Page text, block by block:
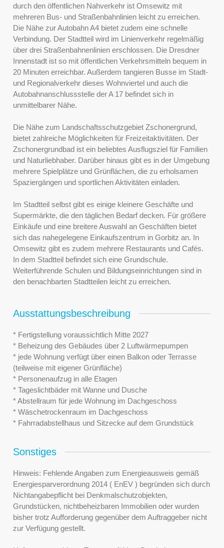
durch den öffentlichen Nahverkehr ist Omsewitz mit
mehreren Bus- und Straßenbahnlinien leicht zu erreichen.
Die Nähe zur Autobahn A4 bietet zudem eine schnelle
Verbindung. Der Stadtteil wird im Linienverkehr regelmäßig
über drei Straßenbahnenlinien erschlossen. Die Dresdner
Innenstadt ist so mit öffentlichen Verkehrsmitteln bequem in
20 Minuten erreichbar. Außerdem tangieren Busse im Stadt-
und Regionalverkehr dieses Wohnviertel und auch die
Autobahnanschlussstelle der A 17 befindet sich in
unmittelbarer Nähe.
Die Nähe zum Landschaftsschutzgebiet Zschonergrund,
bietet zahlreiche Möglichkeiten für Freizeitaktivitäten. Der
Zschonergrundbad ist ein beliebtes Ausflugsziel für Familien
und Naturliebhaber. Darüber hinaus gibt es in der Umgebung
mehrere Spielplätze und Grünflächen, die zu erholsamen
Spaziergängen und sportlichen Aktivitäten einladen.
Im Stadtteil selbst gibt es einige kleinere Geschäfte und
Supermärkte, die den täglichen Bedarf decken. Für größere
Einkäufe und eine breitere Auswahl an Geschäften bietet
sich das nahegelegene Einkaufszentrum in Gorbitz an. In
Omsewitz gibt es zudem mehrere Restaurants und Cafés.
In dem Stadtteil befindet sich eine Grundschule.
Weiterführende Schulen und Bildungseinrichtungen sind in
den benachbarten Stadtteilen leicht zu erreichen.
Ausstattungsbeschreibung
* Fertigstellung voraussichtlich Mitte 2027
* Beheizung des Gebäudes über 2 Luftwärmepumpen
* jede Wohnung verfügt über einen Balkon oder Terrasse
(teilweise mit eigener Grünfläche)
* Personenaufzug in alle Etagen
* Tageslichtbäder mit Wanne und Dusche
* Abstellraum für jede Wohnung im Dachgeschoss
* Wäschetrockenraum im Dachgeschoss
* Fahrradabstellhaus und Sitzecke auf dem Grundstück
Sonstiges
Hinweis: Fehlende Angaben zum Energieausweis gemäß
Energiesparverordnung 2014 ( EnEV ) begründen sich durch
Nichtangabepflicht bei Denkmalschutzobjekten,
Grundstücken, nichtbeheizbaren Immobilien oder wurden
bisher trotz Aufforderung gegenüber dem Auftraggeber nicht
zur Verfügung gestellt.